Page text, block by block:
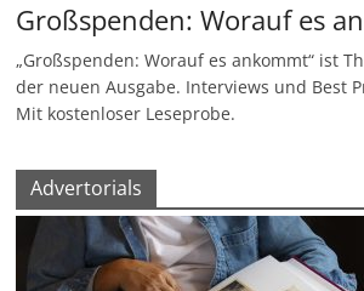
g
e
n
Großspenden: Worauf es
„Großspenden: Worauf es ankommt“ ist
der neuen Ausgabe. Interviews und Best
Mit kostenloser Leseprobe.
Advertorials